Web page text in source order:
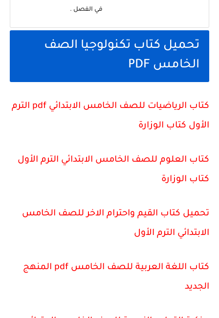
في الفصل .
تحميل كتاب تكنولوجيا الصف
الخامس PDF
كتاب الرياضيات للصف الخامس الابتدائي pdf الترم
الأول كتاب الوزارة
كتاب العلوم للصف الخامس الابتدائي الترم الأول
كتاب الوزارة
تحميل كتاب القيم واحترام الاخر للصف الخامس
الابتدائي الترم الأول
كتاب اللغة العربية للصف الخامس pdf المنهج
الجديد